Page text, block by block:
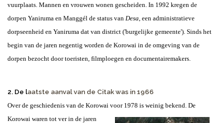
vuurplaats. Mannen en vrouwen wonen gescheiden. In 1992 kregen de
dorpen Yaniruma en Manggél de status van Desa , een administratieve
dorpseenheid en Yaniruma dat van district ('burgelijke gemeente'). Sinds het
begin van de jaren negentig worden de Korowai in de omgeving van de
dorpen bezocht door toeristen, filmploegen en documentairemakers.
2. De laatste aanval van de Citak was in 1966
Over de geschiedenis van de Korowai voor 1978 is weinig bekend. De
Korowai waren tot ver in de jaren